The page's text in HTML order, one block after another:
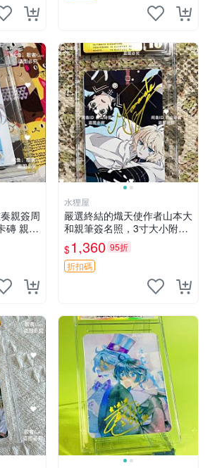
親簽周
磚 親簽
斯相紙
Rh
水狸屋
嚴選終結的熾天使作者山本大
和親筆簽名照，3寸大小附原
裝卡磚 終結的熾天使 簽名照
片 親筆簽名周邊
$1,360 95折
折扣碼